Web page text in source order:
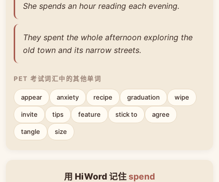
She spends an hour reading each evening.
They spent the whole afternoon exploring the
old town and its narrow streets.
PET 考试词汇中的其他单词
appear anxiety recipe graduation wipe
invite tips feature stick to agree
tangle size
用 HiWord 记住spend